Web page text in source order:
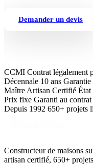
Demander un devis
CCMI Contrat légalement
Décennale 10 ans Garantie
Maître Artisan Certifié État
Prix fixe Garanti au contrat
Depuis 1992 650+ projets
Constructeur de maisons
artisan certifié, 650+